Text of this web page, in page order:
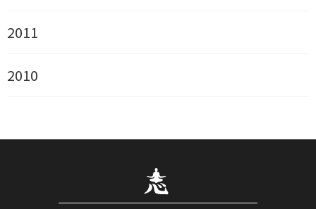
2011
2010